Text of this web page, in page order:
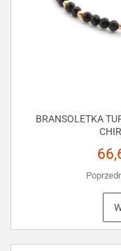
BRANSOLETKA